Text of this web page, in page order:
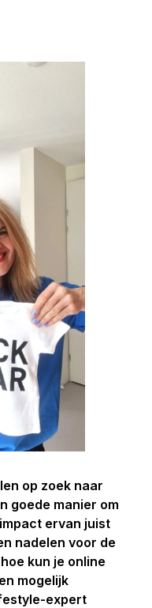
op zoek naar
goede manier om
ervan juist
nadelen voor de
kun je online
mogelijk
expert